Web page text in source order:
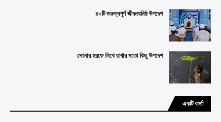
৪০টি গুরুত্বপূর্ণ জীবনঘনিষ্ঠ উপদেশ
সোনার হরফে লিখে রাখার মতো কিছু উপদেশ
একটি বার্তা